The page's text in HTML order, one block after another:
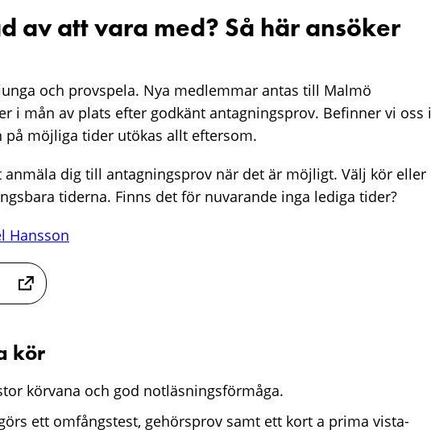
av att vara med? Så här ansöker
och provspela. Nya medlemmar antas till Malmö
i mån av plats efter godkänt antagningsprov. Befinner vi oss i
möjliga tider utökas allt eftersom.
dig till antagningsprov när det är möjligt. Välj kör eller
tiderna. Finns det för nuvarande inga lediga tider?
Hansson
kör
körvana och god notläsningsförmåga.
ett omfångstest, gehörsprov samt ett kort a prima vista-